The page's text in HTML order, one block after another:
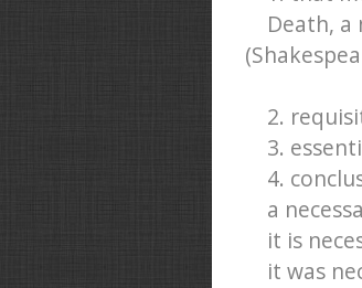
Death, a
2.
3.
4.
a
it is
it was